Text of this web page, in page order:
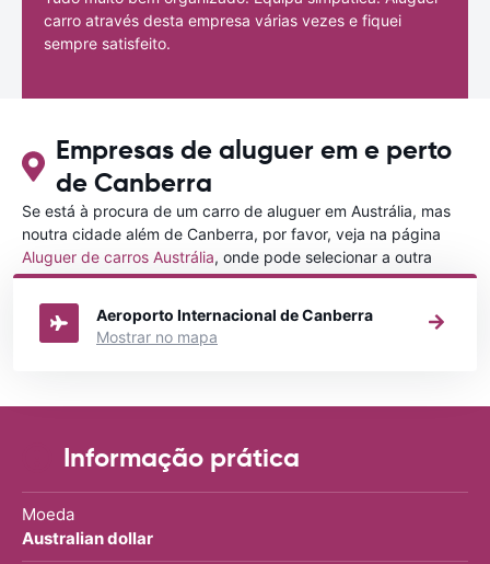
carro através desta empresa várias vezes e fiquei
sempre satisfeito.
Empresas de aluguer em e perto
de Canberra
Se está à procura de um carro de aluguer em Austrália, mas
noutra cidade além de Canberra, por favor, veja na página
Aluguer de carros Austrália, onde pode selecionar a outra
cidade em Austrália que gostaria de alugar um carro
Aeroporto Internacional de Canberra
Mostrar no mapa
Informação prática
Moeda
Australian dollar